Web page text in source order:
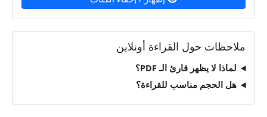
ملاحظات حول القراءة أونلاين
لماذا لا يظهر قارئ الـ PDF؟
هل الحجم مناسب للقراءة؟